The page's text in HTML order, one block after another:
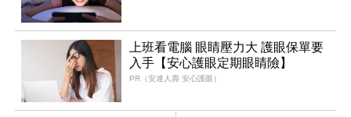
上班看電腦 眼睛壓力大 護眼保單要
入手【安心護眼定期眼睛險】
PR（安達人壽 安心護眼）